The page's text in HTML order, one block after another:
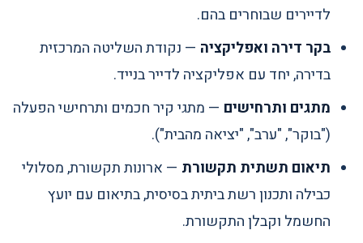
לדיירים שבוחרים בהם.
בקר דירה ואפליקציה — נקודת השליטה המרכזית
בדירה, יחד עם אפליקציה לדייר בנייד.
מתגים ותרחישים — מתגי קיר חכמים ותרחישי הפעלה
("בוקר", "ערב", "יציאה מהבית").
תיאום תשתית תקשורת — ארונות תקשורת, מסלולי
כבילה ותכנון רשת ביתית בסיסית, בתיאום עם יועץ
החשמל וקבלן התקשורת.